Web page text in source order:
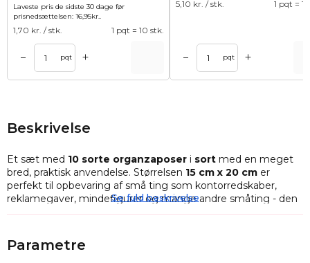
Laveste pris de sidste 30 dage før
prisnedsættelsen: 16,95kr..
1,70 kr. / stk. 1 pqt = 10 stk.
– pqt +
5,10 kr. / stk. 1 pqt =
– pqt +
Beskrivelse
Et sæt med 10 sorte organzaposer i sort med en meget
bred, praktisk anvendelse. Størrelsen 15 cm x 20 cm er
perfekt til opbevaring af små ting som kontorredskaber,
reklamegaver, mindefigurer og mange andre småting - den
universelle organza-stil passer til praktisk talt alle ting.
kan bruges som opbevaringsplads til forskellige småting,
Se fuld beskrivelse
Parametre